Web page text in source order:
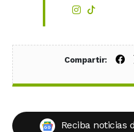
Compartir:
Reciba noticias